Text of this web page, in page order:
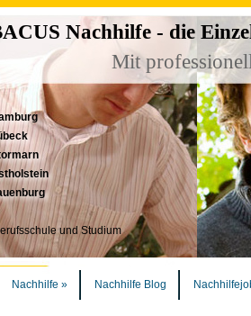
Nachhilfe - die
Mit
und Studium
Nachhilfe » Nachhilfe Blog